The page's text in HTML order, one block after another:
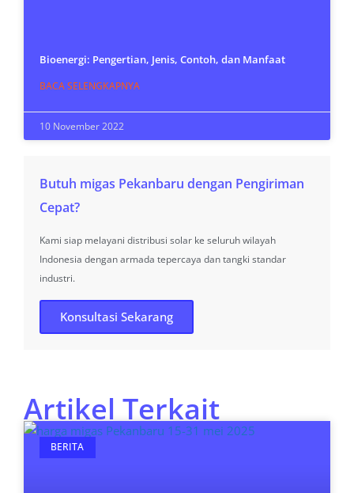
Bioenergi: Pengertian, Jenis, Contoh, dan Manfaat
BACA SELENGKAPNYA
10 November 2022
Butuh migas Pekanbaru dengan Pengiriman
Cepat?
Kami siap melayani distribusi solar ke seluruh wilayah
Indonesia dengan armada tepercaya dan tangki standar
industri.
Konsultasi Sekarang
Artikel Terkait
BERITA